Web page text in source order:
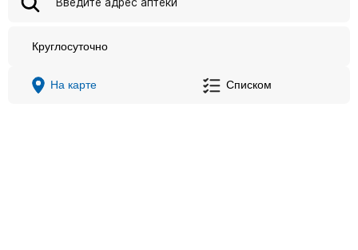
Круглосуточно
На карте Списком